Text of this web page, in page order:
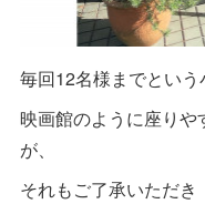
毎回12名様までという
映画館のように座りや
が、
それもご了承いただき